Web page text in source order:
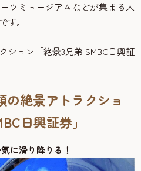
ツミュージアムなどが集まる人
す。
ション「絶景3兄弟 SMBC日興証
絶景アトラクショ
日興証券」
に滑り降りる！